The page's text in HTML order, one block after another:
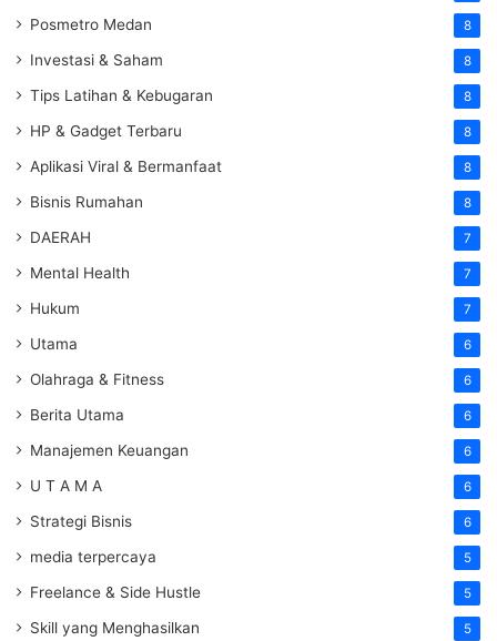
Posmetro Medan 8
Investasi & Saham 8
Tips Latihan & Kebugaran 8
HP & Gadget Terbaru 8
Aplikasi Viral & Bermanfaat 8
Bisnis Rumahan 8
DAERAH 7
Mental Health 7
Hukum 7
Utama 6
Olahraga & Fitness 6
Berita Utama 6
Manajemen Keuangan 6
U T A M A 6
Strategi Bisnis 6
media terpercaya 5
Freelance & Side Hustle 5
Skill yang Menghasilkan 5